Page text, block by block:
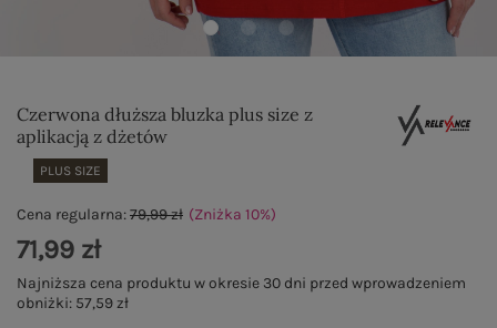
Czerwona dłuższa bluzka plus size z
aplikacją z dżetów
PLUS SIZE
Cena regularna:79,99 zł (Zniżka 10%)
71,99 zł
Najniższa cena produktu w okresie 30 dni przed wprowadzeniem
obniżki: 57,59 zł